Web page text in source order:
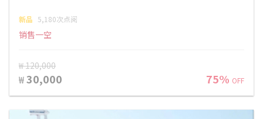
新品 5,180次点阅
销售一空
₩ 120,000
₩30,000 75% OFF